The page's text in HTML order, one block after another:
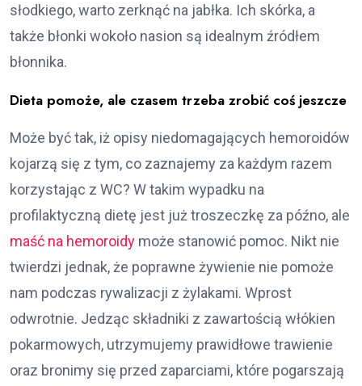
słodkiego, warto zerknąć na jabłka. Ich skórka, a
także błonki wokoło nasion są idealnym źródłem
błonnika.
Dieta pomoże, ale czasem trzeba zrobić coś jeszcze
Może być tak, iż opisy niedomagających hemoroidów
kojarzą się z tym, co zaznajemy za każdym razem
korzystając z WC? W takim wypadku na
profilaktyczną dietę jest już troszeczkę za późno, ale
maść na hemoroidy może stanowić pomoc. Nikt nie
twierdzi jednak, że poprawne żywienie nie pomoże
nam podczas rywalizacji z żylakami. Wprost
odwrotnie. Jedząc składniki z zawartością włókien
pokarmowych, utrzymujemy prawidłowe trawienie
oraz bronimy się przed zaparciami, które pogarszają